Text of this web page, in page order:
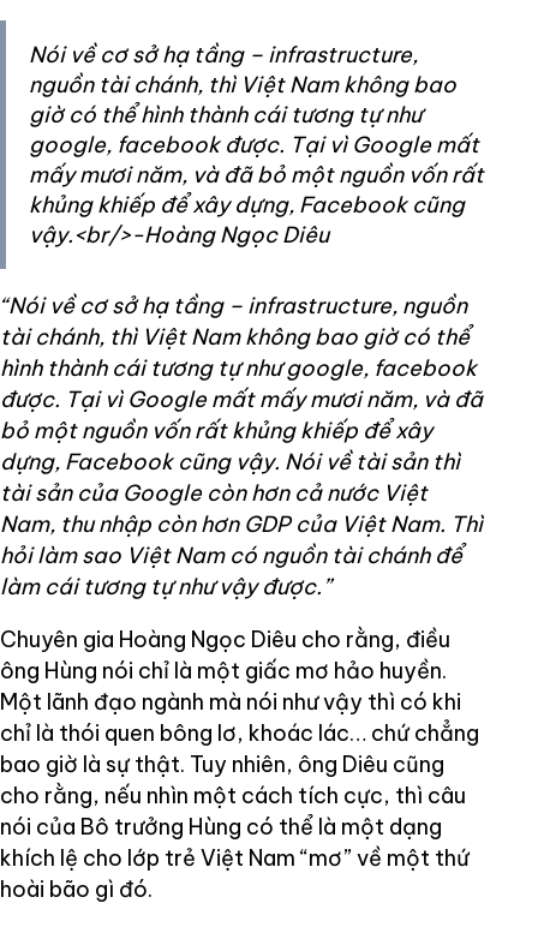
Nói về cơ sở hạ tầng – infrastructure,
nguồn tài chánh, thì Việt Nam không bao
giờ có thể hình thành cái tương tự như
google, facebook được. Tại vì Google mất
mấy mươi năm, và đã bỏ một nguồn vốn rất
khủng khiếp để xây dựng, Facebook cũng
vậy.<br/>-Hoàng Ngọc Diêu
“Nói về cơ sở hạ tầng – infrastructure, nguồn
tài chánh, thì Việt Nam không bao giờ có thể
hình thành cái tương tự như google, facebook
được. Tại vì Google mất mấy mươi năm, và đã
bỏ một nguồn vốn rất khủng khiếp để xây
dựng, Facebook cũng vậy. Nói về tài sản thì
tài sản của Google còn hơn cả nước Việt
Nam, thu nhập còn hơn GDP của Việt Nam. Thì
hỏi làm sao Việt Nam có nguồn tài chánh để
làm cái tương tự như vậy được.”
Chuyên gia Hoàng Ngọc Diêu cho rằng, điều
ông Hùng nói chỉ là một giấc mơ hảo huyền.
Một lãnh đạo ngành mà nói như vậy thì có khi
chỉ là thói quen bông lơ, khoác lác… chứ chẳng
bao giờ là sự thật. Tuy nhiên, ông Diêu cũng
cho rằng, nếu nhìn một cách tích cực, thì câu
nói của Bô trưởng Hùng có thể là một dạng
khích lệ cho lớp trẻ Việt Nam “mơ” về một thứ
hoài bão gì đó.